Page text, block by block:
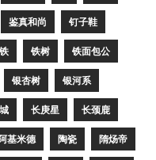
鉴真和尚 钉子鞋
铁 铁树 铁面包公
银杏树 银河系
长庚星 长颈鹿
基米德 陶瓷 隋炀帝